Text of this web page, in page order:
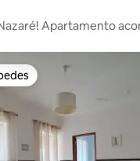
Apartamento